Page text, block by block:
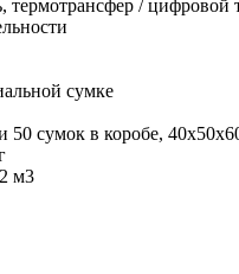
термотрансфер / цифровой
сумке
50 сумок в коробе,
м3